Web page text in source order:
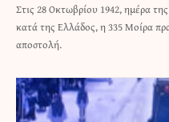
Στις 28 Οκτωβρίου 1942, ημέρα
κατά της Ελλάδος, η 335 Μοίρα
αποστολή.